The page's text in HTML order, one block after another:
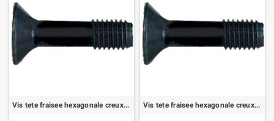
Vis tete fraisee hexagonale creux 12x60 10.9 brut (bte de 10) Vis tete fraisee hexagonale creux 14x40 10.9 brut (bte de 10)